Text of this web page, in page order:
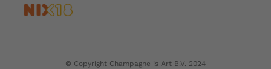
© Copyright Champagne is Art B.V. 2024